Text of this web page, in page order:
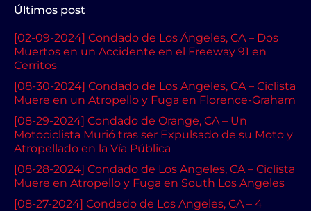
Últimos post
[02-09-2024] Condado de Los Ángeles, CA – Dos
Muertos en un Accidente en el Freeway 91 en
Cerritos
[08-30-2024] Condado de Los Angeles, CA – Ciclista
Muere en un Atropello y Fuga en Florence-Graham
[08-29-2024] Condado de Orange, CA – Un
Motociclista Murió tras ser Expulsado de su Moto y
Atropellado en la Vía Pública
[08-28-2024] Condado de Los Angeles, CA – Ciclista
Muere en Atropello y Fuga en South Los Angeles
[08-27-2024] Condado de Los Angeles, CA – 4